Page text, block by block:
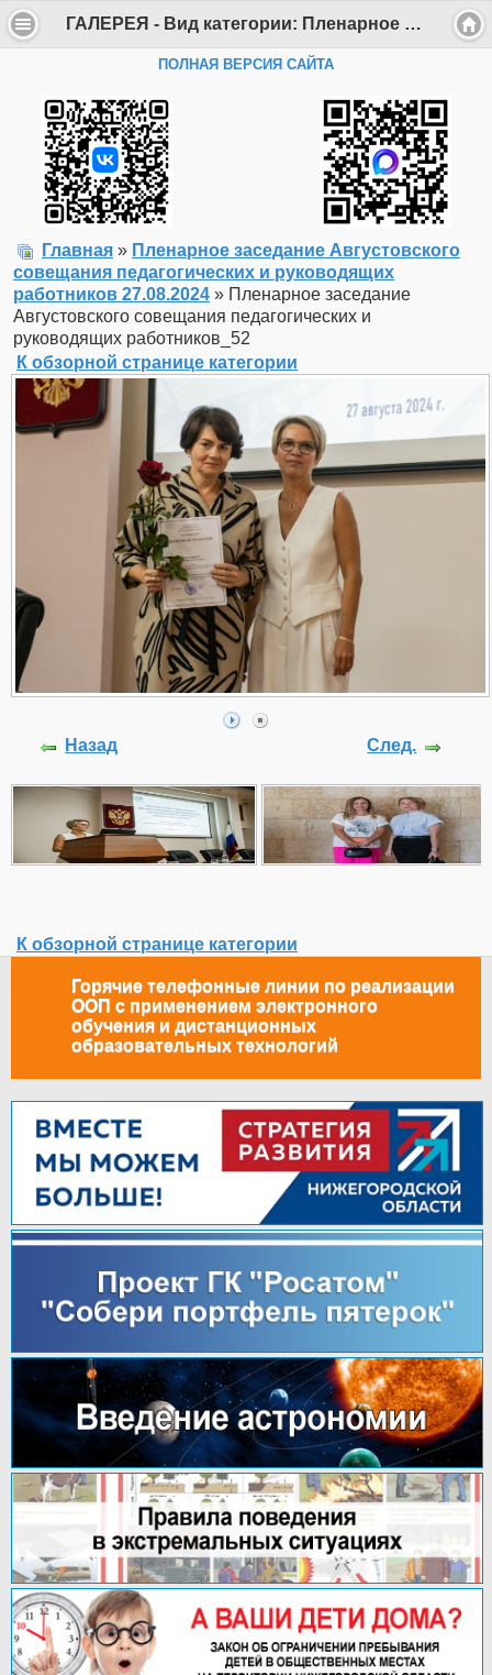
ГАЛЕРЕЯ - Вид категории: Пленарное заседание Августовского совещания педагогических и руководящих работников 27.08.2024 - Фото: Пленарное заседание Августовского совещания педагогических и руководящих работников_52 - Департамент образования Администрации г. Саров
ПОЛНАЯ ВЕРСИЯ САЙТА
Главная » Пленарное заседание Августовского
совещания педагогических и руководящих
работников 27.08.2024 » Пленарное заседание
Августовского совещания педагогических и
руководящих работников_52
К обзорной странице категории
Назад След.
К обзорной странице категории
Горячие телефонные линии по реализации
ООП с применением электронного
обучения и дистанционных
образовательных технологий